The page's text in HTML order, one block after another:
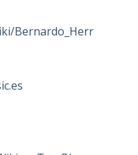
Bernardo_Herr